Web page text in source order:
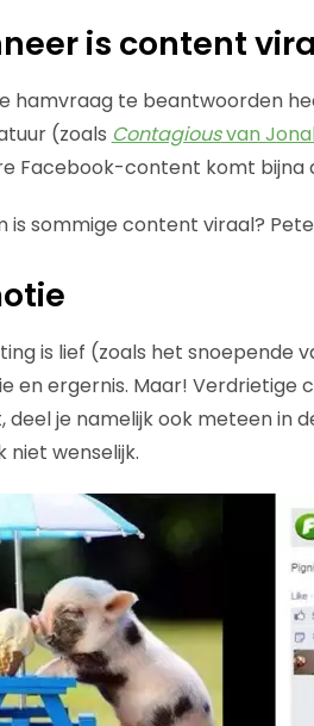
is content
hamvraag te beantwoorden
(zoals Contagiousvan
Facebook-content komt bijna
is sommige content viraal?
is lief (zoals het snoepende
en ergernis. Maar! Verdrietige
deel je namelijk ook meteen in
niet wenselijk.